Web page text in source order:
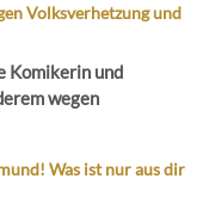
Volksverhetzung und
Komikerin und
wegen
Was ist nur aus dir